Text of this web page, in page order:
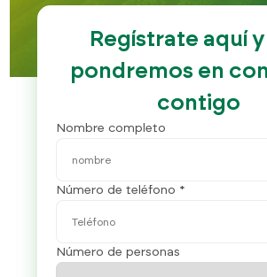
Regístrate aquí
pondremos en
contigo
Nombre completo
Número de teléfono *
Número de personas